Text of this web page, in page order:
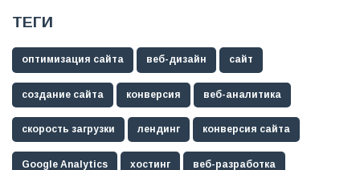
ТЕГИ
оптимизация сайта веб-дизайн сайт
создание сайта конверсия веб-аналитика
скорость загрузки лендинг конверсия сайта
Google Analytics хостинг веб-разработка